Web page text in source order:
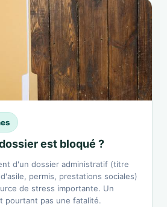
est bloqué ?
d'un dossier administratif (titre
permis, prestations sociales)
de stress importante. Un
pourtant pas une fatalité.